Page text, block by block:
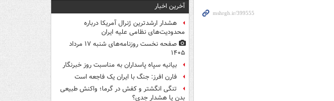
آخرین اخبار
هشدار ارشدترین ژنرال آمریکا درباره
محدودیت‌های نظامی علیه ایران
صفحه نخست روزنامه‌های شنبه ۱۷ مرداد
۱۴۰۵
بیانیه سپاه پاسداران به مناسبت روز خبرنگار
فارن افرز: جنگ با ایران یک فاجعه است
تنگی انگشتر و کفش در گرما؛ واکنش طبیعی
بدن یا هشدار جدی؟